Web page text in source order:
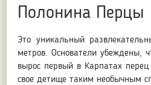
Полонина Перцы
Это уникальный
метров. Основатели убеждены,
вырос первый в Карпатах
свое детище таким необычным